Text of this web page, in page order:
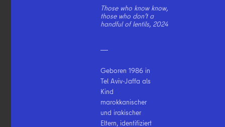
Those who know know,
those who don’t a
handful of lentils, 2024
Geboren 1986 in
Tel Aviv-Jaffa als
Kind
marokkanischer
und irakischer
Eltern, identifiziert